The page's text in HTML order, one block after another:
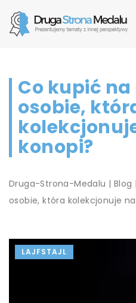
Co kupić
osobie,
konopi?
Druga-Strona-Medalu | Blog |
osobie, która kolekcjonuje
LAJFSTAJL